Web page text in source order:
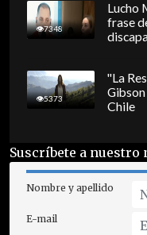
7348
Lucho
frase
5373
"La
Chile
Suscríbete a nuestro
Nombre y apellido
E-mail